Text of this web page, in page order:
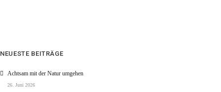
NEUESTE BEITRÄGE
Achtsam mit der Natur umgehen
26. Juni 2026